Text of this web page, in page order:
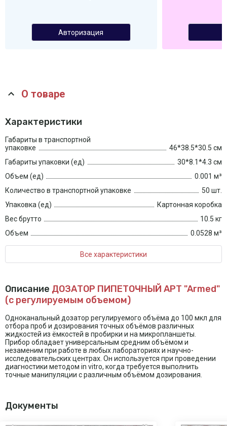
Авторизация
О товаре
Характеристики
Габариты в транспортной
упаковке
46*38.5*30.5 см
Габариты упаковки (ед)
30*8.1*4.3 см
Объем (ед)
0.001 м³
Количество в транспортной упаковке
50 шт.
Упаковка (ед)
Картонная коробка
Вес брутто
10.5 кг
Объем
0.0528 м³
Все характеристики
Описание ДОЗАТОР ПИПЕТОЧНЫЙ APT "Armed"
(с регулируемым объемом)
Одноканальный дозатор регулируемого объёма до 100 мкл для
отбора проб и дозирования точных объёмов различных
жидкостей из ёмкостей в пробирки и на микропланшеты.
Прибор обладает универсальным средним объёмом и
незаменим при работе в любых лабораториях и научно-
исследовательских центрах. Он используется при проведении
диагностики методом in vitro, когда требуется выполнить
точные манипуляции с различным объёмом дозирования.
Документы